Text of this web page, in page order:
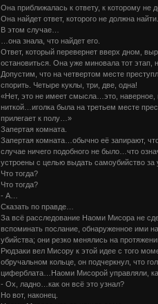
Она приближалась к ответу, к которому не
Она найдет ответ, которого не должна
В этом случае…
…она знала, что найдет его.
Ответ, который перевернет вверх дном,
остановиться. Она уже миновала тот этап,
Допустим, что на четвертом месте
спорить. Четыре куклы, три, две, одна!
«Нет, это не имеет смысла…это, наверное,
ниткой…иголка была на третьем месте
прилегает к полу…»
Запертая комната.
Запертая комната…обычно её запирают,
случае ничего подобного не было…что
устроены с целью выдать самоубийство за
Что тогда?
Что тогда?
- А…
Сказать по правде…
За всё расследование Наоми Мисора не
вспоминать послание, обнаруженное ими
убийства; они резко менялись на
Рюдзаки вел Мисору к этой идее с того
обручальном кольце, он подчеркнул, что
циферблата…Наоми Мисорой управляли,
- Ох, ладно…как он всё это узнал?
Но вот, наконец.